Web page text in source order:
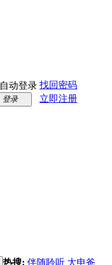
自动登录 找回密码
登录 立即注册
热搜: 伴随聆听 大申爸